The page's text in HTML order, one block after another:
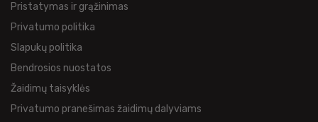
Pristatymas ir grąžinimas
Privatumo politika
Slapukų politika
Bendrosios nuostatos
Žaidimų taisyklės
Privatumo pranešimas žaidimų dalyviams